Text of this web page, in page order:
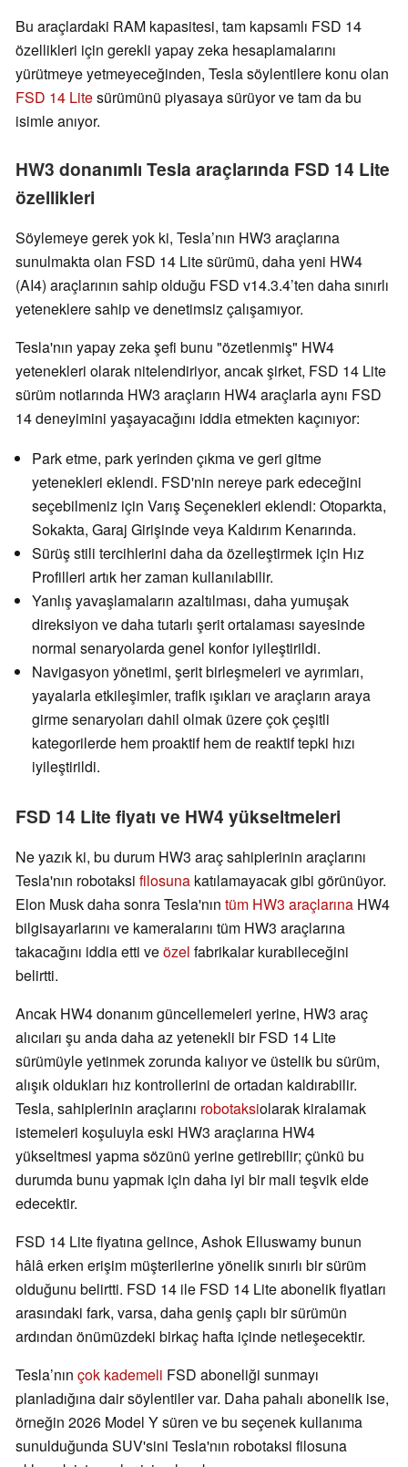
Bu araçlardaki RAM kapasitesi, tam kapsamlı FSD 14
özellikleri için gerekli yapay zeka hesaplamalarını
yürütmeye yetmeyeceğinden, Tesla söylentilere konu olan
FSD 14 Litesürümünü piyasaya sürüyor ve tam da bu
isimle anıyor.
HW3 donanımlı Tesla araçlarında FSD 14 Lite
özellikleri
Söylemeye gerek yok ki, Tesla’nın HW3 araçlarına
sunulmakta olan FSD 14 Lite sürümü, daha yeni HW4
(AI4) araçlarının sahip olduğu FSD v14.3.4’ten daha sınırlı
yeteneklere sahip ve denetimsiz çalışamıyor.
Tesla'nın yapay zeka şefi bunu "özetlenmiş" HW4
yetenekleri olarak nitelendiriyor, ancak şirket, FSD 14 Lite
sürüm notlarında HW3 araçların HW4 araçlarla aynı FSD
14 deneyimini yaşayacağını iddia etmekten kaçınıyor:
Park etme, park yerinden çıkma ve geri gitme
yetenekleri eklendi. FSD'nin nereye park edeceğini
seçebilmeniz için Varış Seçenekleri eklendi: Otoparkta,
Sokakta, Garaj Girişinde veya Kaldırım Kenarında.
Sürüş stili tercihlerini daha da özelleştirmek için Hız
Profilleri artık her zaman kullanılabilir.
Yanlış yavaşlamaların azaltılması, daha yumuşak
direksiyon ve daha tutarlı şerit ortalaması sayesinde
normal senaryolarda genel konfor iyileştirildi.
Navigasyon yönetimi, şerit birleşmeleri ve ayrımları,
yayalarla etkileşimler, trafik ışıkları ve araçların araya
girme senaryoları dahil olmak üzere çok çeşitli
kategorilerde hem proaktif hem de reaktif tepki hızı
iyileştirildi.
FSD 14 Lite fiyatı ve HW4 yükseltmeleri
Ne yazık ki, bu durum HW3 araç sahiplerinin araçlarını
Tesla'nın robotaksi filosuna katılamayacak gibi görünüyor.
Elon Musk daha sonra Tesla'nın tüm HW3 araçlarına HW4
bilgisayarlarını ve kameralarını tüm HW3 araçlarına
takacağını iddia etti veözel fabrikalar kurabileceğini
belirtti.
Ancak HW4 donanım güncellemeleri yerine, HW3 araç
alıcıları şu anda daha az yetenekli bir FSD 14 Lite
sürümüyle yetinmek zorunda kalıyor ve üstelik bu sürüm,
alışık oldukları hız kontrollerini de ortadan kaldırabilir.
Tesla, sahiplerinin araçlarını robotaksiolarak kiralamak
istemeleri koşuluyla eski HW3 araçlarına HW4
yükseltmesi yapma sözünü yerine getirebilir; çünkü bu
durumda bunu yapmak için daha iyi bir mali teşvik elde
edecektir.
FSD 14 Lite fiyatına gelince, Ashok Elluswamy bunun
hâlâ erken erişim müşterilerine yönelik sınırlı bir sürüm
olduğunu belirtti. FSD 14 ile FSD 14 Lite abonelik fiyatları
arasındaki fark, varsa, daha geniş çaplı bir sürümün
ardından önümüzdeki birkaç hafta içinde netleşecektir.
Tesla’nın çok kademeli FSD aboneliği sunmayı
planladığına dair söylentiler var. Daha pahalı abonelik ise,
örneğin 2026 Model Y süren ve bu seçenek kullanıma
sunulduğunda SUV'sini Tesla'nın robotaksi filosuna